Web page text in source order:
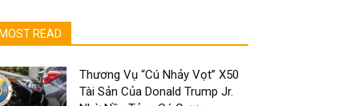
MOST READ
Thương Vụ “Cú Nhảy Vọt” X50
Tài Sản Của Donald Trump Jr.